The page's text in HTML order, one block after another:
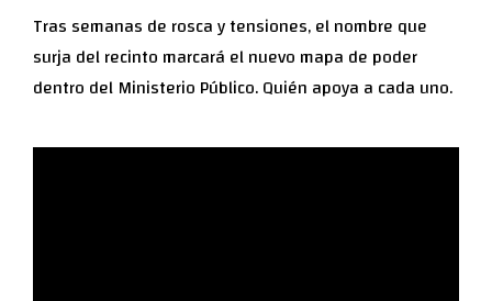
Tras semanas de rosca y tensiones, el nombre que
surja del recinto marcará el nuevo mapa de poder
dentro del Ministerio Público. Quién apoya a cada uno.